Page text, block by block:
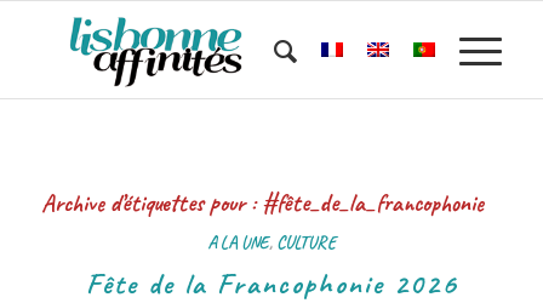
Archive d’étiquettes pour :#fête_de_la_francophonie
A LA UNE, CULTURE
Fête de la Francophonie 2026